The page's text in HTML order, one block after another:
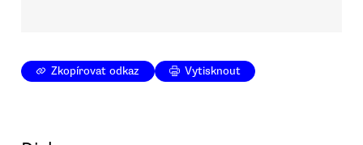
Zkopírovat odkaz Vytisknout